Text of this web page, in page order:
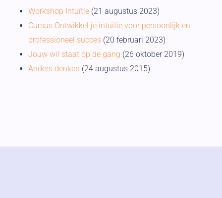
Workshop Intuïtie (21 augustus 2023)
Cursus Ontwikkel je intuïtie voor persoonlijk en
professioneel succes (20 februari 2023)
Jouw wil staat op de gang (26 oktober 2019)
Anders denken (24 augustus 2015)